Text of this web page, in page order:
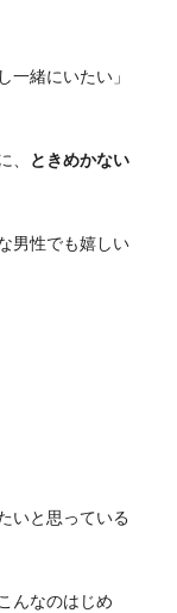
一緒にいたい」
、
ときめかない
男性でも嬉しい
いと思っている
んなのはじめ